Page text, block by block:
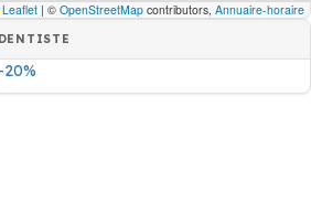
Leaflet | © OpenStreetMap contributors, Annuaire-horaire